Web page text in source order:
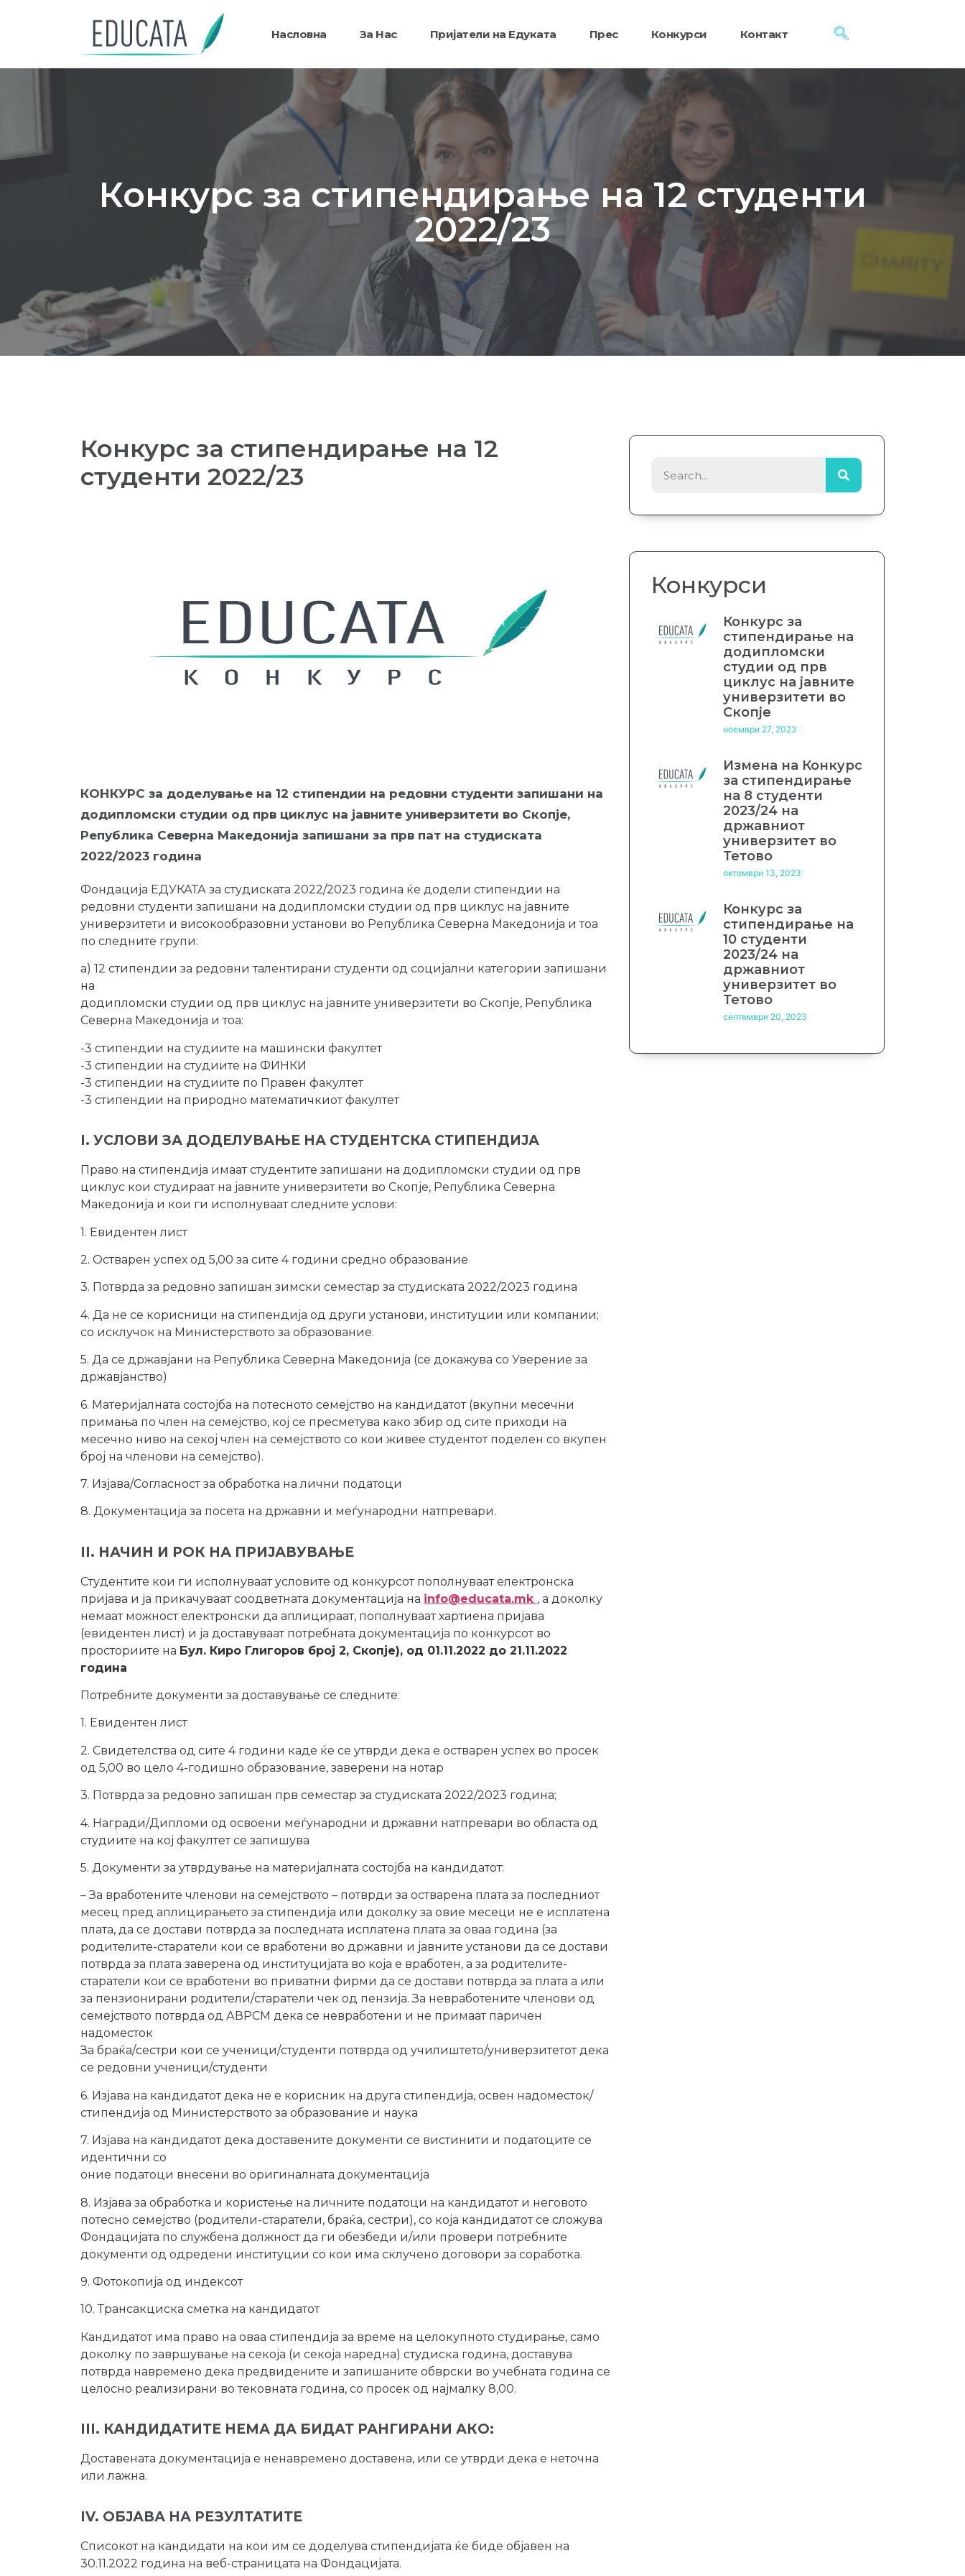
Насловна За Нас Пријатели на Едуката Прес Конкурси Контакт
Конкурс за стипендирање на 12 студенти
2022/23
Конкурс за стипендирање на 12
студенти 2022/23
КОНКУРС за доделување на 12 стипендии на редовни студенти запишани на
додипломски студии од прв циклус на јавните универзитети во Скопје,
Република Северна Македонија запишани за прв пат на студиската
2022/2023 година
Фондација ЕДУКАТА за студиската 2022/2023 година ќе додели стипендии на
редовни студенти запишани на додипломски студии од прв циклус на јавните
универзитети и високообразовни установи во Република Северна Македонија и тоа
по следните групи:
а) 12 стипендии за редовни талентирани студенти од социјални категории запишани
на
додипломски студии од прв циклус на јавните универзитети во Скопје, Република
Северна Македонија и тоа:
-3 стипендии на студиите на машински факултет
-3 стипендии на студиите на ФИНКИ
-3 стипендии на студиите по Правен факултет
-3 стипендии на природно математичкиот факултет
I. УСЛОВИ ЗА ДОДЕЛУВАЊЕ НА СТУДЕНТСКА СТИПЕНДИЈА
Право на стипендија имаат студентите запишани на додипломски студии од прв
циклус кои студираат на јавните универзитети во Скопје, Република Северна
Македонија и кои ги исполнуваат следните услови:
1. Евидентен лист
2. Остварен успех од 5,00 за сите 4 години средно образование
3. Потврда за редовно запишан зимски семестар за студиската 2022/2023 година
4. Да не се корисници на стипендија од други установи, институции или компании;
со исклучок на Министерството за образование.
5. Да се државјани на Република Северна Македонија (се докажува со Уверение за
државјанство)
6. Материјалната состојба на потесното семејство на кандидатот (вкупни месечни
примања по член на семејство, кој се пресметува како збир од сите приходи на
месечно ниво на секој член на семејството со кои живее студентот поделен со вкупен
број на членови на семејство).
7. Изјава/Согласност за обработка на лични податоци
8. Документација за посета на државни и меѓународни натпревари.
II. НАЧИН И РОК НА ПРИЈАВУВАЊЕ
Студентите кои ги исполнуваат условите од конкурсот пополнуваат електронска
пријава и ја прикачуваат соодветната документација на info@educata.mk , а доколку
немаат можност електронски да аплицираат, пополнуваат хартиена пријава
(евидентен лист) и ја доставуваат потребната документација по конкурсот во
просториите на Бул. Киро Глигоров број 2, Скопје), од 01.11.2022 до 21.11.2022
година
Потребните документи за доставување се следните:
1. Евидентен лист
2. Свидетелства од сите 4 години каде ќе се утврди дека е остварен успех во просек
од 5,00 во цело 4-годишно образование, заверени на нотар
3. Потврда за редовно запишан прв семестар за студиската 2022/2023 година;
4. Награди/Дипломи од освоени меѓународни и државни натпревари во областа од
студиите на кој факултет се запишува
5. Документи за утврдување на материјалната состојба на кандидатот:
– За вработените членови на семејството – потврди за остварена плата за последниот
месец пред аплицирањето за стипендија или доколку за овие месеци не е исплатена
плата, да се достави потврда за последната исплатена плата за оваа година (за
родителите-старатели кои се вработени во државни и јавните установи да се достави
потврда за плата заверена од институцијата во која е вработен, а за родителите-
старатели кои се вработени во приватни фирми да се достави потврда за плата а или
за пензионирани родители/старатели чек од пензија. За невработените членови од
семејството потврда од АВРСМ дека се невработени и не примаат паричен
надоместок
За браќа/сестри кои се ученици/студенти потврда од училиштето/универзитетот дека
се редовни ученици/студенти
6. Изјава на кандидатот дека не е корисник на друга стипендија, освен надоместок/
стипендија од Министерството за образование и наука
7. Изјава на кандидатот дека доставените документи се вистинити и податоците се
идентични со
оние податоци внесени во оригиналната документација
8. Изјава за обработка и користење на личните податоци на кандидатот и неговото
потесно семејство (родители-старатели, браќа, сестри), со која кандидатот се сложува
Фондацијата по службена должност да ги обезбеди и/или провери потребните
документи од одредени институции со кои има склучено договори за соработка.
9. Фотокопија од индексот
10. Трансакциска сметка на кандидатот
Кандидатот има право на оваа стипендија за време на целокупното студирање, само
доколку по завршување на секоја (и секоја наредна) студиска година, доставува
потврда навремено дека предвидените и запишаните обврски во учебната година се
целосно реализирани во тековната година, со просек од најмалку 8,00.
III. КАНДИДАТИТЕ НЕМА ДА БИДАТ РАНГИРАНИ АКО:
Доставената документација е ненавремено доставена, или се утврди дека е неточна
или лажна.
IV. ОБЈАВА НА РЕЗУЛТАТИТЕ
Списокот на кандидати на кои им се доделува стипендијата ќе биде објавен на
30.11.2022 година на веб-страницата на Фондацијата.
Конкурси
Конкурс за
стипендирање на
додипломски
студии од прв
циклус на јавните
универзитети во
Скопје
ноември 27, 2023
Измена на Конкурс
за стипендирање
на 8 студенти
2023/24 на
државниот
универзитет во
Тетово
октомври 13, 2023
Конкурс за
стипендирање на
10 студенти
2023/24 на
државниот
универзитет во
Тетово
септември 20, 2023